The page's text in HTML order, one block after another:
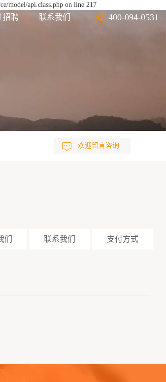
model/api.class.php on line 217
招聘 联系我们 400-094-0531
欢迎留言咨询
们 联系我们 支付方式